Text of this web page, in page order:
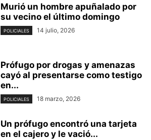
Murió un hombre apuñalado por
su vecino el último domingo
POLICIALES 14 julio, 2026
Prófugo por drogas y amenazas
cayó al presentarse como testigo
en...
POLICIALES 18 marzo, 2026
Un prófugo encontró una tarjeta
en el cajero y le vació...